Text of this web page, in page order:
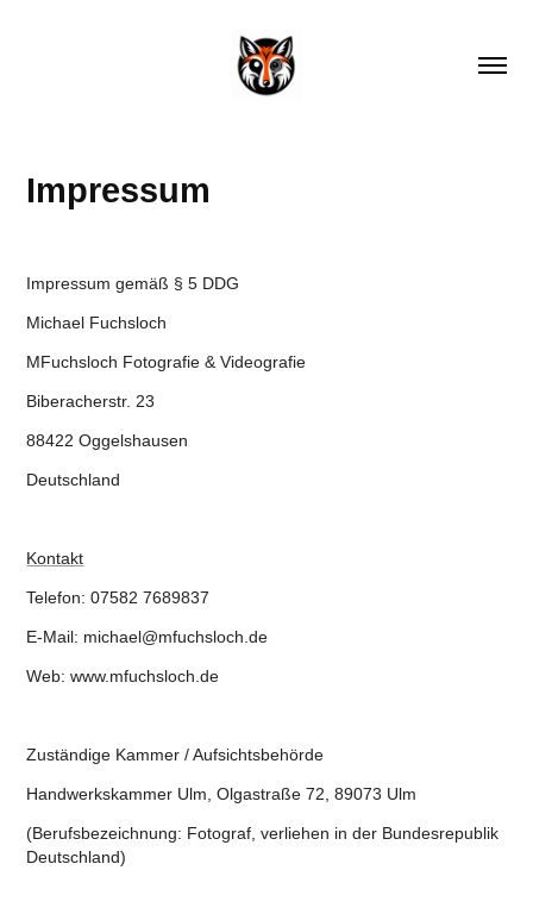
Impressum
Impressum gemäß § 5 DDG
Michael Fuchsloch
MFuchsloch Fotografie & Videografie
Biberacherstr. 23
88422 Oggelshausen
Deutschland
Kontakt
Telefon: 07582 7689837
E-Mail: michael@mfuchsloch.de
Web: www.mfuchsloch.de
Zuständige Kammer / Aufsichtsbehörde
Handwerkskammer Ulm, Olgastraße 72, 89073 Ulm
(Berufsbezeichnung: Fotograf, verliehen in der Bundesrepublik
Deutschland)